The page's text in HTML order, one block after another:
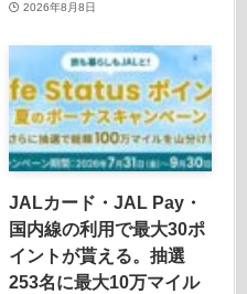
2026年8月8日
JALカード・JAL Pay・
国内線の利用で最大30ポ
イントが貰える。抽選
253名に最大10万マイル